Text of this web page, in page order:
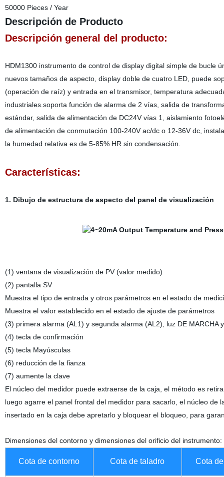
50000 Pieces / Year
Descripción de Producto
Descripción general del producto:
HDM1300 instrumento de control de display digital simple de bucle
nuevos tamaños de aspecto, display doble de cuatro LED, puede
(operación de raíz) y entrada en el transmisor, temperatura
industriales.soporta función de alarma de 2 vías, salida de
estándar, salida de alimentación de DC24V vías 1, aislamiento
de alimentación de conmutación 100-240V ac/dc o 12-36V dc,
la humedad relativa es de 5-85% HR sin condensación.
Características:
1. Dibujo de estructura de aspecto del panel de visualización
(1) ventana de visualización de PV (valor medido)
(2) pantalla SV
Muestra el tipo de entrada y otros parámetros en el estado de
Muestra el valor establecido en el estado de ajuste de parámetros
(3) primera alarma (AL1) y segunda alarma (AL2), luz DE MARCHA
(4) tecla de confirmación
(5) tecla Mayúsculas
(6) reducción de la fianza
(7) aumente la clave
El núcleo del medidor puede extraerse de la caja, el método es
luego agarre el panel frontal del medidor para sacarlo, el núcleo
insertado en la caja debe apretarlo y bloquear el bloqueo, para
Dimensiones del contorno y dimensiones del orificio del instrumento:
Cota de contorno Cota de taladro Cota